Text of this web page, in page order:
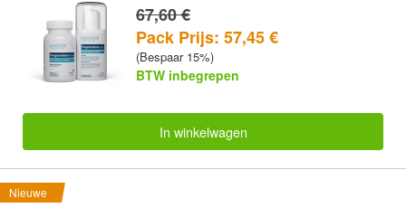
67,60 €
Pack Prijs: 57,45 €
(Bespaar 15%)
BTW inbegrepen
In winkelwagen
Nieuwe